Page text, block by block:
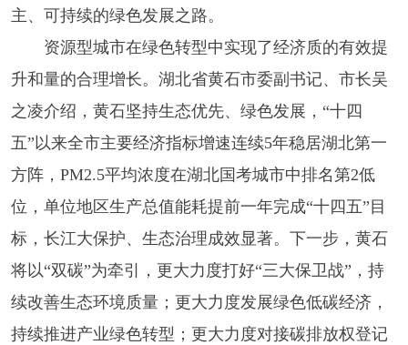
主、可持续的绿色发展之路。
资源型城市在绿色转型中实现了经济质的有效提
升和量的合理增长。湖北省黄石市委副书记、市长吴
之凌介绍，黄石坚持生态优先、绿色发展，“十四
五”以来全市主要经济指标增速连续5年稳居湖北第一
方阵，PM2.5平均浓度在湖北国考城市中排名第2低
位，单位地区生产总值能耗提前一年完成“十四五”目
标，长江大保护、生态治理成效显著。下一步，黄石
将以“双碳”为牵引，更大力度打好“三大保卫战”，持
续改善生态环境质量；更大力度发展绿色低碳经济，
持续推进产业绿色转型；更大力度对接碳排放权登记